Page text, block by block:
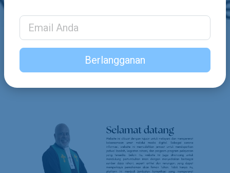
Email Address
Berlangganan